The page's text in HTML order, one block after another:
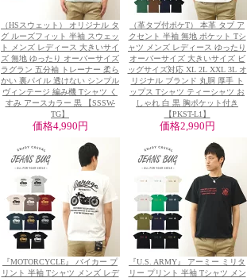
（HSスウェット） オリジナル タ
グ ルーズフィット 半袖 スウェッ
ト メンズ レディース 大きいサイ
ズ 無地 ゆったり オーバーサイズ
ラグラン 五分袖 トレーナー 柔ら
かい 裏パイル 透けない シンプル
ヴィンテージ 編み機 Tシャツ く
すみ アースカラー 黒 【SSSW-
TG】
価格4,990円
（革タブ付ポケT） 本革 タブ ア
クセント 半袖 無地 ポケット Tシ
ャツ メンズ レディース ゆったり
オーバーサイズ 大きいサイズ ビ
ッグサイズ対応 XL 2L XXL 3L オ
リジナル ブランド 丸胴 厚手 ト
ップス Tシャツ ティーシャツ お
しゃれ 白 黒 胸ポケット付き
【PKST-L1】
価格2,990円
『MOTORCYCLE』 バイカー プ
リント 半袖 Tシャツ メンズ レデ
『U.S. ARMY』 アーミー ミリタ
リー プリント 半袖 Tシャツ メン